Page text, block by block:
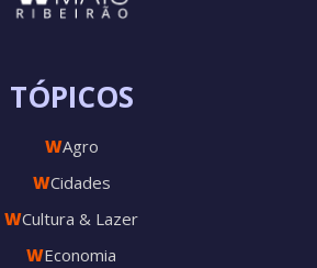
TÓPICOS
WAgro
WCidades
WCultura & Lazer
WEconomia